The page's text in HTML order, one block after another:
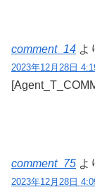
comment_14 よ
2023年12月28日
comment_75 よ
2023年12月28日